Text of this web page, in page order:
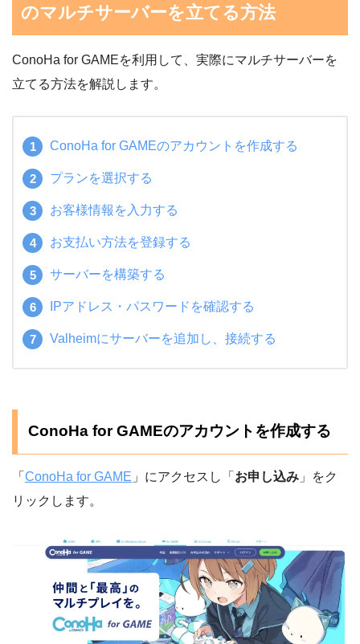
のマルチサーバーを立てる方法
ConoHa for GAMEを利用して、実際にマルチサーバーを
立てる方法を解説します。
ConoHa for GAMEのアカウントを作成する
プランを選択する
お客様情報を入力する
お支払い方法を登録する
サーバーを構築する
IPアドレス・パスワードを確認する
Valheimにサーバーを追加し、接続する
ConoHa for GAMEのアカウントを作成する
「 ConoHa for GAME 」にアクセスし「 お申し込み 」をク
リックします。